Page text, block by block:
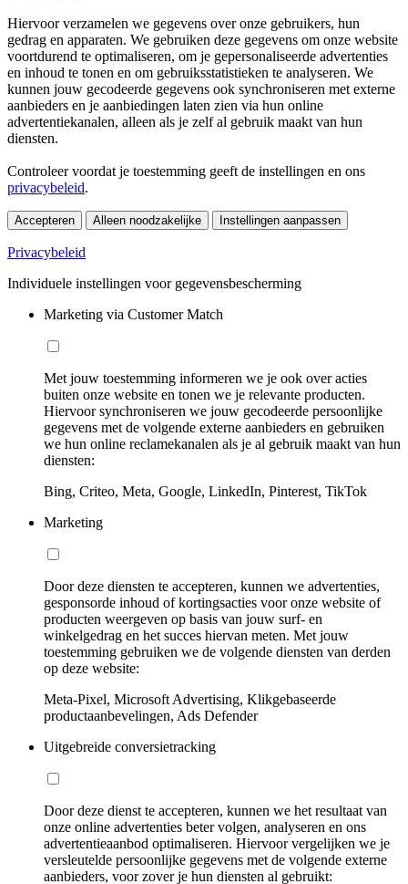
Hiervoor verzamelen we gegevens over onze gebruikers, hun
gedrag en apparaten. We gebruiken deze gegevens om onze website
voortdurend te optimaliseren, om je gepersonaliseerde advertenties
en inhoud te tonen en om gebruiksstatistieken te analyseren. We
kunnen jouw gecodeerde gegevens ook synchroniseren met externe
aanbieders en je aanbiedingen laten zien via hun online
advertentiekanalen, alleen als je zelf al gebruik maakt van hun
diensten.
Controleer voordat je toestemming geeft de instellingen en ons
privacybeleid.
Accepteren Alleen noodzakelijke Instellingen aanpassen
Privacybeleid
Individuele instellingen voor gegevensbescherming
Marketing via Customer Match
Met jouw toestemming informeren we je ook over acties
buiten onze website en tonen we je relevante producten.
Hiervoor synchroniseren we jouw gecodeerde persoonlijke
gegevens met de volgende externe aanbieders en gebruiken
we hun online reclamekanalen als je al gebruik maakt van hun
diensten:
Bing, Criteo, Meta, Google, LinkedIn, Pinterest, TikTok
Marketing
Door deze diensten te accepteren, kunnen we advertenties,
gesponsorde inhoud of kortingsacties voor onze website of
producten weergeven op basis van jouw surf- en
winkelgedrag en het succes hiervan meten. Met jouw
toestemming gebruiken we de volgende diensten van derden
op deze website:
Meta-Pixel, Microsoft Advertising, Klikgebaseerde
productaanbevelingen, Ads Defender
Uitgebreide conversietracking
Door deze dienst te accepteren, kunnen we het resultaat van
onze online advertenties beter volgen, analyseren en ons
advertentieaanbod optimaliseren. Hiervoor vergelijken we je
versleutelde persoonlijke gegevens met de volgende externe
aanbieders, voor zover je hun diensten al gebruikt: